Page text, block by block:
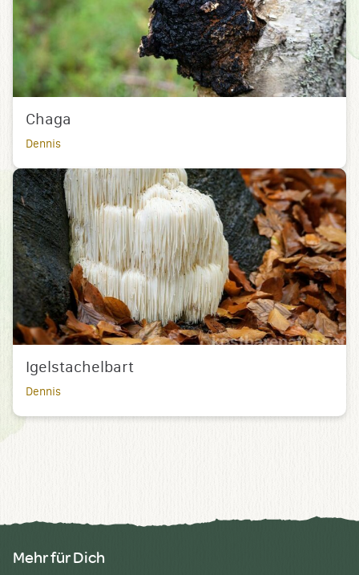
Chaga
Dennis
Igelstachelbart
Dennis
Mehr für Dich